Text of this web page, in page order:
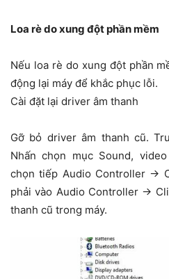
Loa rè do xung đột phần mềm
Nếu loa rè do xung đột phần
động lại máy để khắc phục lỗi.
Cài đặt lại driver âm thanh
Gỡ bỏ driver âm thanh cũ.
Nhấn chọn mục Sound,
chọn tiếp Audio Controller →
phải vào Audio Controller →
thanh cũ trong máy.